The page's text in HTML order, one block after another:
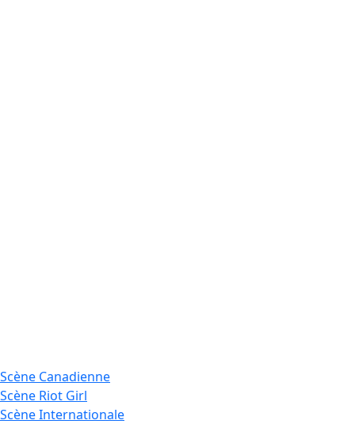
Scène Canadienne
Scène Riot Girl
ScèneInternationale